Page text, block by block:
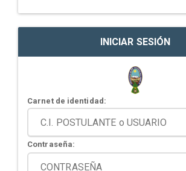
INICIAR SESIÓN
Carnet de identidad:
Contraseña: